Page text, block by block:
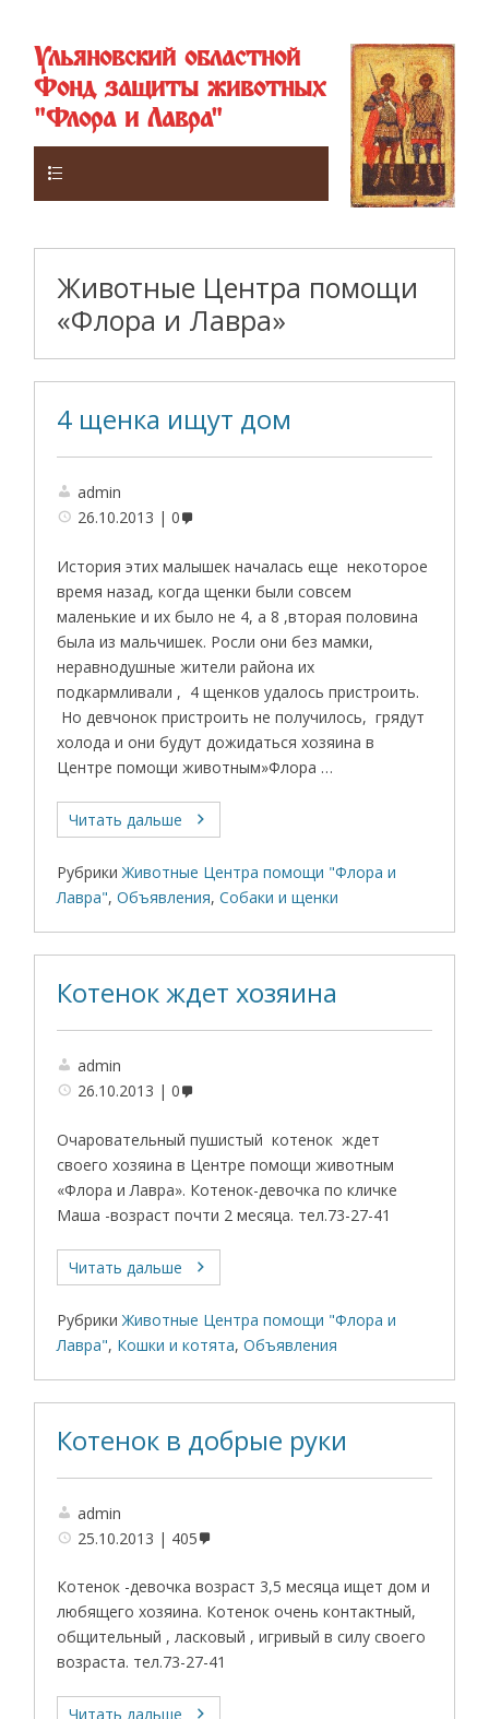
Ульяновский областной
Фонд защиты животных
"Флора и Лавра"
Животные Центра помощи
«Флора и Лавра»
4 щенка ищут дом
admin
26.10.2013
0
История этих малышек началась еще некоторое
время назад, когда щенки были совсем
маленькие и их было не 4, а 8 ,вторая половина
была из мальчишек. Росли они без мамки,
неравнодушные жители района их
подкармливали , 4 щенков удалось пристроить.
Но девчонок пристроить не получилось, грядут
холода и они будут дожидаться хозяина в
Центре помощи животным»Флора …
Читать дальше
Рубрики Животные Центра помощи "Флора и
Лавра",Объявления,Собаки и щенки
Котенок ждет хозяина
admin
26.10.2013
0
Очаровательный пушистый котенок ждет
своего хозяина в Центре помощи животным
«Флора и Лавра». Котенок-девочка по кличке
Маша -возраст почти 2 месяца. тел.73-27-41
Читать дальше
Рубрики Животные Центра помощи "Флора и
Лавра", Кошки и котята,Объявления
Котенок в добрые руки
admin
25.10.2013
405
Котенок -девочка возраст 3,5 месяца ищет дом и
любящего хозяина. Котенок очень контактный,
общительный , ласковый , игривый в силу своего
возраста. тел.73-27-41
Читать дальше